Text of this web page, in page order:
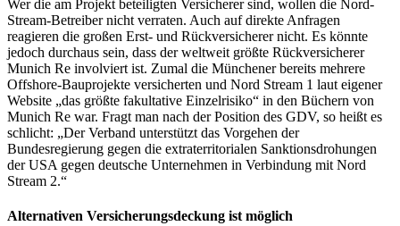
Wer die am Projekt beteiligten Versicherer sind, wollen die Nord-
Stream-Betreiber nicht verraten. Auch auf direkte Anfragen
reagieren die großen Erst- und Rückversicherer nicht. Es könnte
jedoch durchaus sein, dass der weltweit größte Rückversicherer
Munich Re involviert ist. Zumal die Münchener bereits mehrere
Offshore-Bauprojekte versicherten und Nord Stream 1 laut eigener
Website „das größte fakultative Einzelrisiko“ in den Büchern von
Munich Re war. Fragt man nach der Position des GDV, so heißt es
schlicht: „Der Verband unterstützt das Vorgehen der
Bundesregierung gegen die extraterritorialen Sanktionsdrohungen
der USA gegen deutsche Unternehmen in Verbindung mit Nord
Stream 2.“
Alternativen Versicherungsdeckung ist möglich